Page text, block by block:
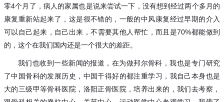
零4个月了，病人的家属也是说来尝试一下，没有想到经过两个多月的
康复重新站起来了，这是很不错的，一般的中风康复经过早期的介入
可以自己起来，自己出来，不需要其他人帮忙，而且是70%都能做到
的，这个在我们国内还是一个很大的差距。
我们也收到一些新闻的报道，在为做邦尔骨科，我也是专门研究
了中国骨科的发展历史，中国干得好的都注重学习，我自己本身也是
大的三级甲等骨科医院，洛阳正骨医院，培养出来的，我们去考察，